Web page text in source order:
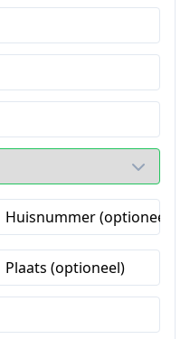
Huisnummer (optioneel)
Plaats (optioneel)